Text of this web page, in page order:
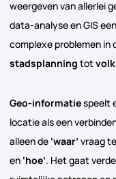
weergeven van allerlei
data-analyse en GIS
complexe problemen in
stadsplanning tot
Geo-informatiespeelt
locatie als een
alleen de ‘waar’ vraag
en ‘hoe’. Het gaat